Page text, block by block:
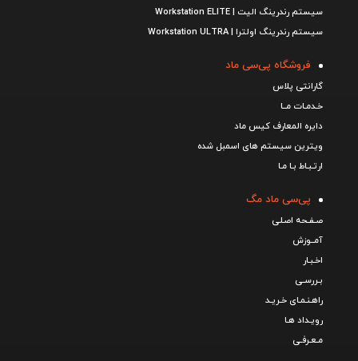
سیستم رندرینگ الیت | Workstation ELITE
سیستم رندرینگ اولترا | Workstation ULTRA
فروشگاه پی‌سی ماد
گارانتی پلاس
خـدمـات مــا
دایره المعارف کیس ماد
ویترین سیستم های اسمبل شده
ارتـبـاط بـا مـا
پی‌سی ماد مگ
صـفـحه اصـلی
آمــوزش
اخـبـار
بـررسـی
راهـنـمـای خـریـد
رویـداد هـا
مـعـرفـی